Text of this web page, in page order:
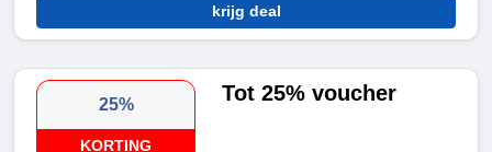
krijg deal
25%
KORTING
Tot 25% voucher